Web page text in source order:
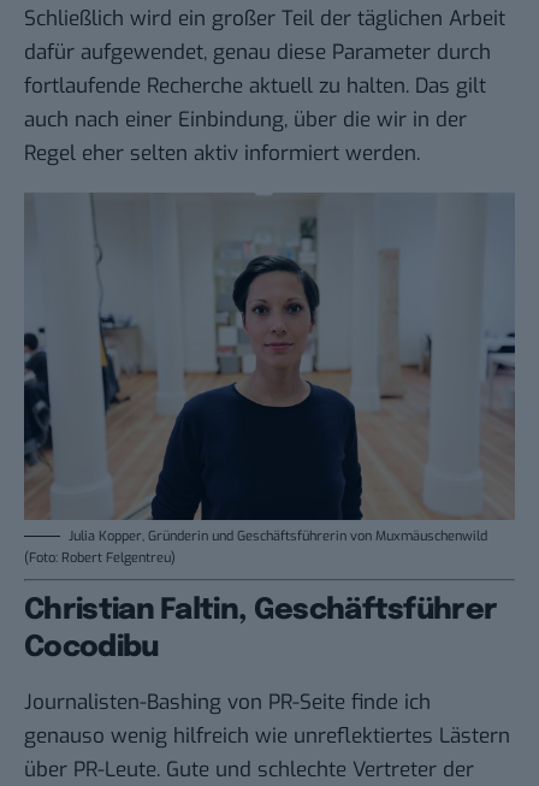
Schließlich wird ein großer Teil der täglichen Arbeit
dafür aufgewendet, genau diese Parameter durch
fortlaufende Recherche aktuell zu halten. Das gilt
auch nach einer Einbindung, über die wir in der
Regel eher selten aktiv informiert werden.
Julia Kopper, Gründerin und Geschäftsführerin von Muxmäuschenwild
(Foto: Robert Felgentreu)
Christian Faltin, Geschäftsführer
Cocodibu
Journalisten-Bashing von PR-Seite finde ich
genauso wenig hilfreich wie unreflektiertes Lästern
über PR-Leute. Gute und schlechte Vertreter der